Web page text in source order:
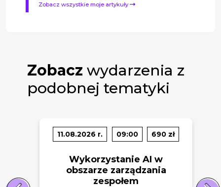
Zobacz wszystkie moje artykuły
Zobacz wydarzenia z
podobnej tematyki
11.08.2026 r. 09:00 690 zł
Wykorzystanie AI w
obszarze zarządzania
zespołem